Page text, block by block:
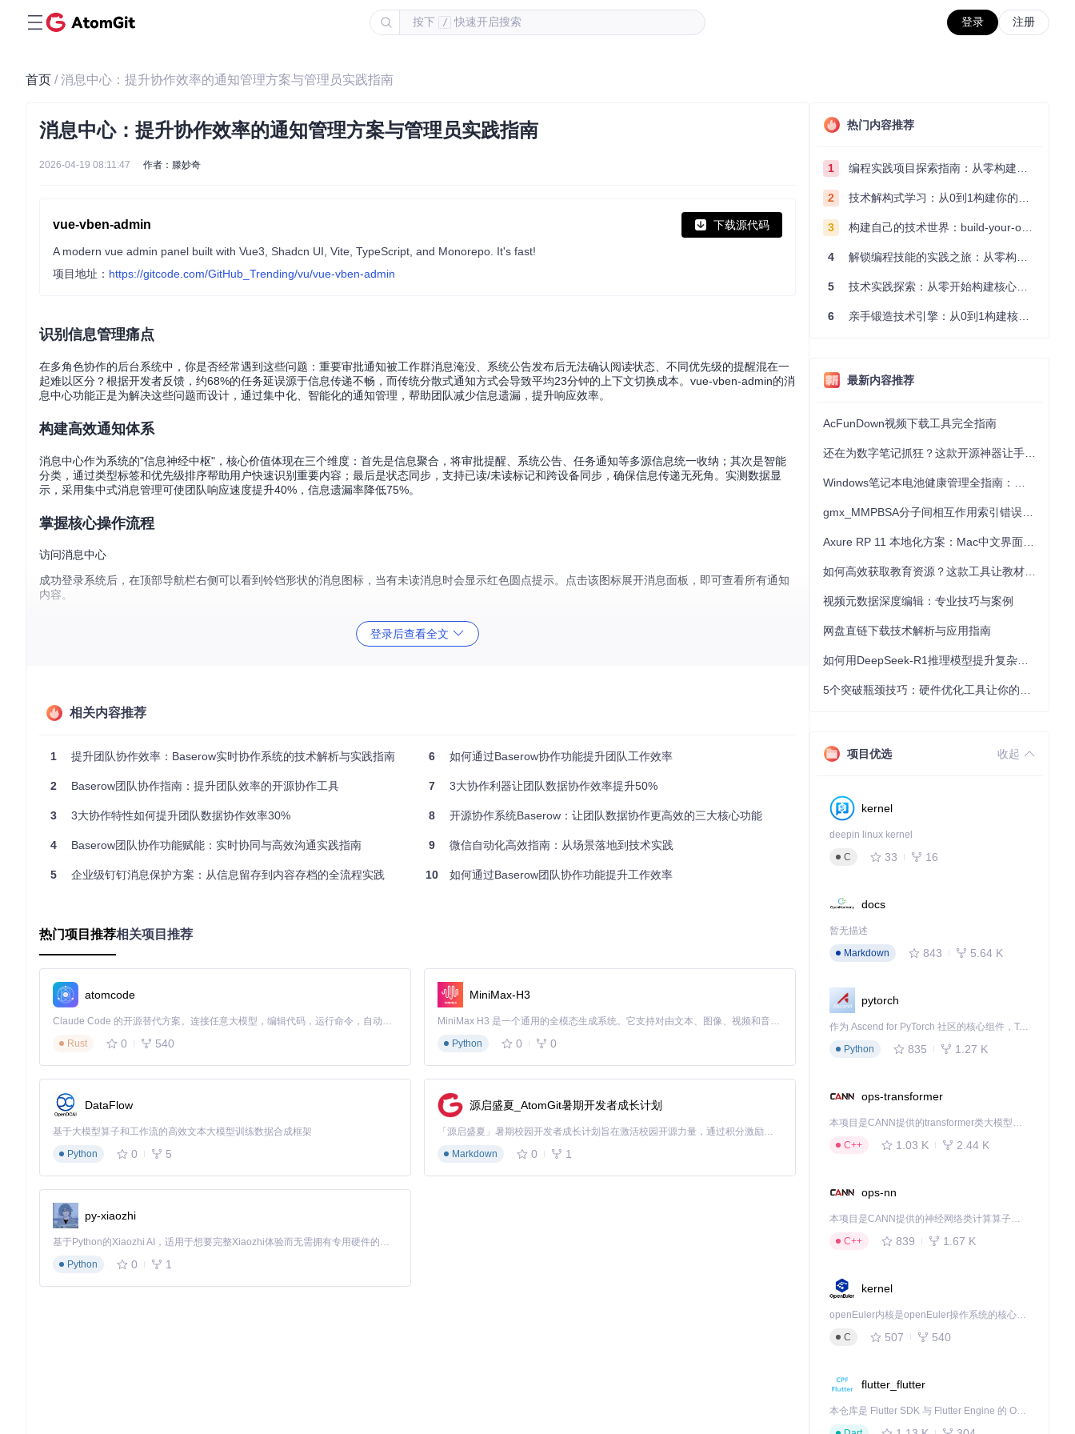
按下 / 快速开启搜索 登录 注册
首页 / 消息中心：提升协作效率的通知管理方案与管理员实践指南
消息中心：提升协作效率的通知管理方案与管理员实践指南
2026-04-19 08:11:47 作者：滕妙奇
vue-vben-admin 下载源代码
A modern vue admin panel built with Vue3, Shadcn UI, Vite, TypeScript, and Monorepo. It's fast!
项目地址： https://gitcode.com/GitHub_Trending/vu/vue-vben-admin
识别信息管理痛点
在多角色协作的后台系统中，你是否经常遇到这些问题：重要审批通知被工作群消息淹没、系统公告发布后无法确认阅读状态、不同优先级的提醒混在一
起难以区分？根据开发者反馈，约68%的任务延误源于信息传递不畅，而传统分散式通知方式会导致平均23分钟的上下文切换成本。vue-vben-admin的消
息中心功能正是为解决这些问题而设计，通过集中化、智能化的通知管理，帮助团队减少信息遗漏，提升响应效率。
构建高效通知体系
消息中心作为系统的"信息神经中枢"，核心价值体现在三个维度：首先是信息聚合，将审批提醒、系统公告、任务通知等多源信息统一收纳；其次是智能
分类，通过类型标签和优先级排序帮助用户快速识别重要内容；最后是状态同步，支持已读/未读标记和跨设备同步，确保信息传递无死角。实测数据显
示，采用集中式消息管理可使团队响应速度提升40%，信息遗漏率降低75%。
掌握核心操作流程
访问消息中心
成功登录系统后，在顶部导航栏右侧可以看到铃铛形状的消息图标，当有未读消息时会显示红色圆点提示。点击该图标展开消息面板，即可查看所有通知
内容。
管理消息列表
批通知/任务提醒）、按时间排序，或使用搜索框快速定位特定内容。
定制专属提醒规则
设置消息优先级
系统支持为不同类型的通知设置优先级，在[packages/effects/layouts/src/widgets/notification/notification.vue]中，可通过修改NotificationType枚举添加自
enum
SYSTEM = 'system',
APPROVAL =
TASK = 'task', // 任务提醒（中优先级）
INFO
配置接收偏好
管理员可在用户设置中配置通知接收规则，例如：仅接收与本人相关的审批通知、每日9:00推送前一天未读消息摘要、重要系统公告强制弹窗提醒等。这
应对常见使用问题
问题：在多设备登录时，已读状态不同步。
通知延迟接收
问题：实时通知偶尔延迟推送。
解决：确认WebSocket连接状态（浏览器控制台Network选项卡查看ws连接），若频繁断开可尝试修改[packages/effects/layouts/src/widgets/notification/
notification.vue]中的重连机制，增加指数退避策略。
批量处理效率
登录后查看全文
相关内容推荐
1 提升团队协作效率：Baserow实时协作系统的技术解析与实践指南
2 Baserow团队协作指南：提升团队效率的开源协作工具
3 3大协作特性如何提升团队数据协作效率30%
4 Baserow团队协作功能赋能：实时协同与高效沟通实践指南
5 企业级钉钉消息保护方案：从信息留存到内容存档的全流程实践
6 如何通过Baserow协作功能提升团队工作效率
7 3大协作利器让团队数据协作效率提升50%
8 开源协作系统Baserow：让团队数据协作更高效的三大核心功能
9 微信自动化高效指南：从场景落地到技术实践
10 如何通过Baserow团队协作功能提升工作效率
热门项目推荐相关项目推荐
atomcode
Claude Code 的开源替代方案。连接任意大模型，编辑代码，运行命令，自动验证 — 全自动执行。用 Rust 构建，极致性能。 ｜ An open-source alternative to Claude Code. Connect any LLM, edit code, run commands, and verify changes — autonomously. Built in Rust for speed. Get Started
Rust
0 540
MiniMax-H3
MiniMax H3 是一个通用的全模态生成系统。它支持对由文本、图像、视频和音频组成的多模态上下文进行统一理解，并能生成分辨率高达 2K、时长可达 15 秒的带原生立体声音频的视频。得益于面向任务泛化的系统设计，H3 在预训练阶段就已具备广泛的多模态上下文理解与生成能力，能够出色地执行复杂的多模态指令。
Python
0 0
DataFlow
基于大模型算子和工作流的高效文本大模型训练数据合成框架
Python
0 5
源启盛夏_AtomGit暑期开发者成长计划
「源启盛夏」暑期校园开发者成长计划旨在激活校园开源力量，通过积分激励、认证扶持、资源倾斜等形式，引导高校组织和开发者完成「入驻 — 建项目 — 做贡献 — 获认证 — 得资源」的完整闭环。无论你是想带领社团入驻平台的组织者，还是希望用代码贡献证明自己的开发者，都能在这里找到属于你的成长路径。
Markdown
0 1
py-xiaozhi
基于Python的Xiaozhi AI，适用于想要完整Xiaozhi体验而无需拥有专用硬件的用户。
Python
0 1
热门内容推荐
1 编程实践项目探索指南：从零构建技术能力体系
2 技术解构式学习：从0到1构建你的编程知识体系
3 构建自己的技术世界：build-your-own-x项目的实践探索指南
4 解锁编程技能的实践之旅：从零构建你的技术世界
5 技术实践探索：从零开始构建核心系统的实践指南
6 亲手锻造技术引擎：从0到1构建核心系统的实践指南
最新内容推荐
AcFunDown视频下载工具完全指南
视频元数据深度编辑：专业技巧与案例
网盘直链下载技术解析与应用指南
项目优选 收起
kernel
deepin linux kernel
C
33 16
docs
暂无描述
Markdown
843 5.64 K
pytorch
作为 Ascend for PyTorch 社区的核心组件，TorchNPU 是昇腾专为 PyTorch 打造的深度学习适配插件，使 PyTorch 框架能够直接调用昇腾 NPU，为开发者提供昇腾 AI 处理器的超强算力。
Python
835 1.27 K
ops-transformer
本项目是CANN提供的transformer类大模型算子库，实现网络在NPU上加速计算。
C++
1.03 K 2.44 K
ops-nn
本项目是CANN提供的神经网络类计算算子库，实现网络在NPU上加速计算。
C++
839 1.67 K
kernel
openEuler内核是openEuler操作系统的核心，既是系统性能与稳定性的基石，也是连接处理器、设备与服务的桥梁。
C
507 540
flutter_flutter
本仓库是 Flutter SDK 与 Flutter Engine 的 OpenHarmony 适配版本，由 CPF-Flutter 团队维护。开发者可使用熟悉的 Flutter 技术栈开发 OpenHarmony 应用，3.35.7 及以后的适配版本可基于本仓库源码构建支持 OpenHarmony 的 Flutter Engine。